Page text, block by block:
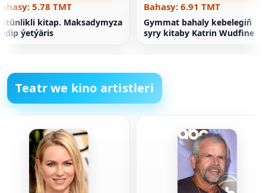
5.78 TMT
kitap. Maksadymyza
ýetýäris
Bahasy: 6.91 TMT
Gymmat bahaly kebelegiň
syry kitaby Katrin Wudfine
Teatr we kino artistleri